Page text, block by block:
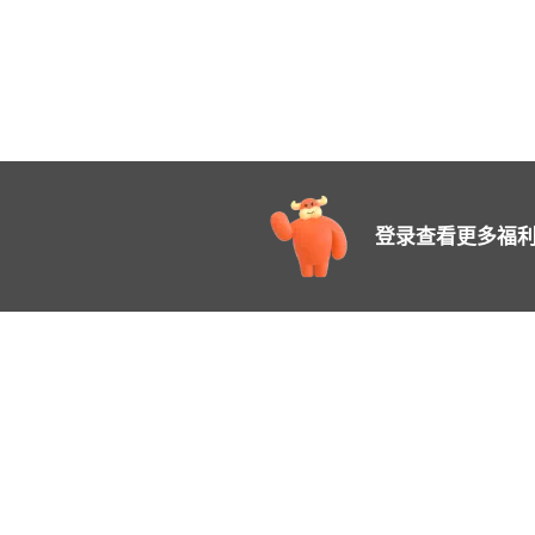
登录查看更多福